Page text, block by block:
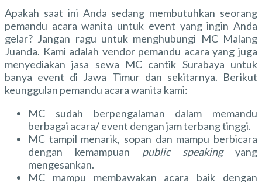
Apakah saat ini Anda sedang membutuhkan seorang
pemandu acara wanita untuk event yang ingin Anda
gelar? Jangan ragu untuk menghubungi MC Malang
Juanda. Kami adalah vendor pemandu acara yang juga
menyediakan jasa sewa MC cantik Surabaya untuk
banya event di Jawa Timur dan sekitarnya. Berikut
keunggulan pemandu acara wanita kami:
MC sudah berpengalaman dalam memandu
berbagai acara/ event dengan jam terbang tinggi.
MC tampil menarik, sopan dan mampu berbicara
dengan kemampuan public speakingyang
mengesankan.
MC mampu membawakan acara baik dengan